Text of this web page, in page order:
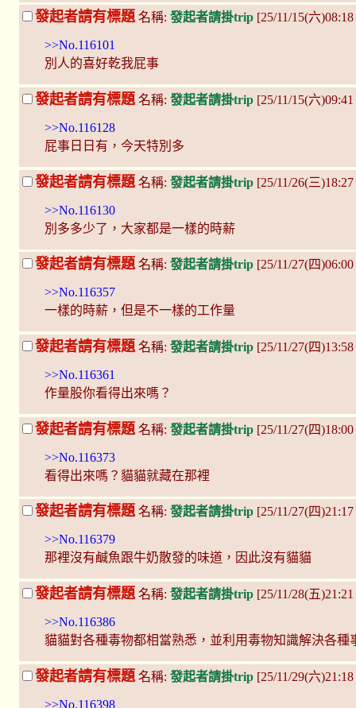
發起者請有標題 名稱: 發起者請掛trip [25/11/15(六
>>No.116101
別人的喜好乾我屁事
發起者請有標題 名稱: 發起者請掛trip [25/11/15(六
>>No.116128
屁事日日有，今天特別多
發起者請有標題 名稱: 發起者請掛trip [25/11/26(三
>>No.116130
別多多少了，大家都是一樣的時薪
發起者請有標題 名稱: 發起者請掛trip [25/11/27(四
>>No.116357
一樣的時薪，但是不一樣的工作量
發起者請有標題 名稱: 發起者請掛trip [25/11/27(四
>>No.116361
作量股你看得出來嗎？
發起者請有標題 名稱: 發起者請掛trip [25/11/27(四
>>No.116373
看得出來嗎？貓貓就藏在那裡
發起者請有標題 名稱: 發起者請掛trip [25/11/27(四
>>No.116379
那裡沒有鹹魚跟牛奶散發的味道，因此沒有貓貓
發起者請有標題 名稱: 發起者請掛trip [25/11/28(五
>>No.116386
貓貓對各種毒物都相當熟悉，並利用毒物知識解決各種
發起者請有標題 名稱: 發起者請掛trip [25/11/29(六
>>No.116398